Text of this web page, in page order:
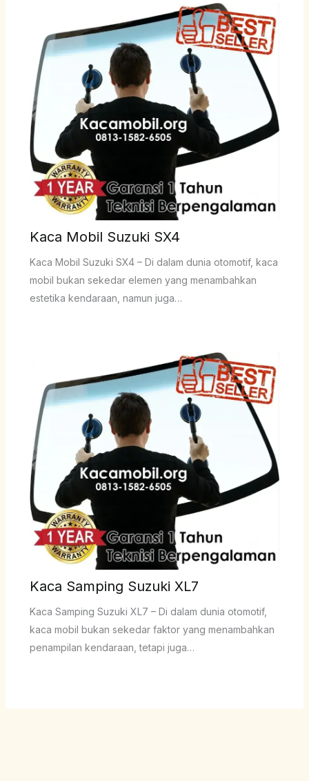
Kaca Mobil Suzuki SX4
Kaca Mobil Suzuki SX4 – Di dalam dunia otomotif, kaca
mobil bukan sekedar elemen yang menambahkan
estetika kendaraan, namun juga…
Kaca Samping Suzuki XL7
Kaca Samping Suzuki XL7 – Di dalam dunia otomotif,
kaca mobil bukan sekedar faktor yang menambahkan
penampilan kendaraan, tetapi juga…